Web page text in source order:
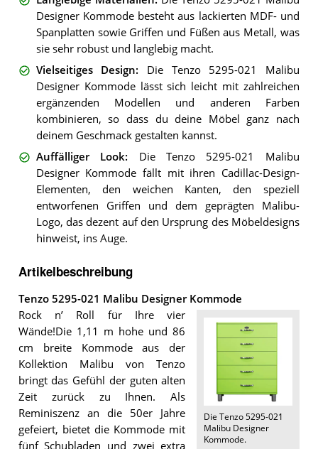
Designer Kommode besteht aus lackierten MDF- und
Spanplatten sowie Griffen und Füßen aus Metall, was
sie sehr robust und langlebig macht.
Vielseitiges Design: Die Tenzo 5295-021 Malibu
Designer Kommode lässt sich leicht mit zahlreichen
ergänzenden Modellen und anderen Farben
kombinieren, so dass du deine Möbel ganz nach
deinem Geschmack gestalten kannst.
Auffälliger Look: Die Tenzo 5295-021 Malibu
Designer Kommode fällt mit ihren Cadillac-Design-
Elementen, den weichen Kanten, den speziell
entworfenen Griffen und dem geprägten Malibu-
Logo, das dezent auf den Ursprung des Möbeldesigns
hinweist, ins Auge.
Artikelbeschreibung
Tenzo 5295-021 Malibu Designer Kommode
Die Tenzo 5295-021
Malibu Designer
Kommode.
Rock n’ Roll für Ihre vier
Wände!Die 1,11 m hohe und 86
cm breite Kommode aus der
Kollektion Malibu von Tenzo
bringt das Gefühl der guten alten
Zeit zurück zu Ihnen. Als
Reminiszenz an die 50er Jahre
gefeiert, bietet die Kommode mit
fünf Schubladen und zwei extra